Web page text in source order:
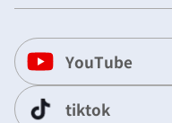
YouTube
tiktok